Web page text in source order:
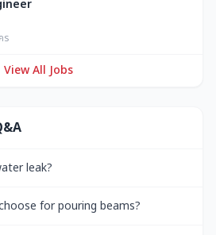
ร
View All Jobs
leak?
for pouring beams?